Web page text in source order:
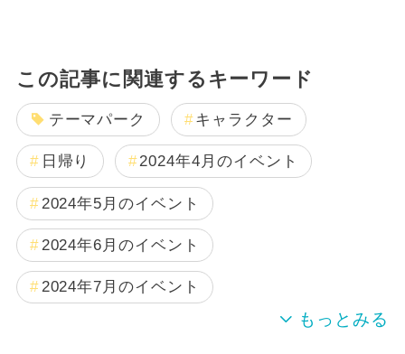
この記事に関連するキーワード
テーマパーク キャラクター
日帰り 2024年4月のイベント
2024年5月のイベント
2024年6月のイベント
2024年7月のイベント